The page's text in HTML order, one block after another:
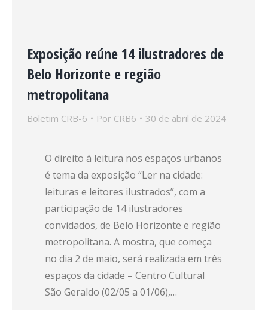
Exposição reúne 14 ilustradores de
Belo Horizonte e região
metropolitana
Boletim CRB-6 Por CRB6 30 de abril de 2024
O direito à leitura nos espaços urbanos
é tema da exposição “Ler na cidade:
leituras e leitores ilustrados”, com a
participação de 14 ilustradores
convidados, de Belo Horizonte e região
metropolitana. A mostra, que começa
no dia 2 de maio, será realizada em três
espaços da cidade – Centro Cultural
São Geraldo (02/05 a 01/06),…